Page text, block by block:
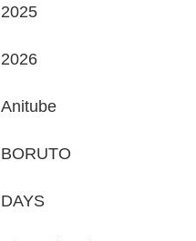
2025
2026
Anitube
BORUTO
DAYS